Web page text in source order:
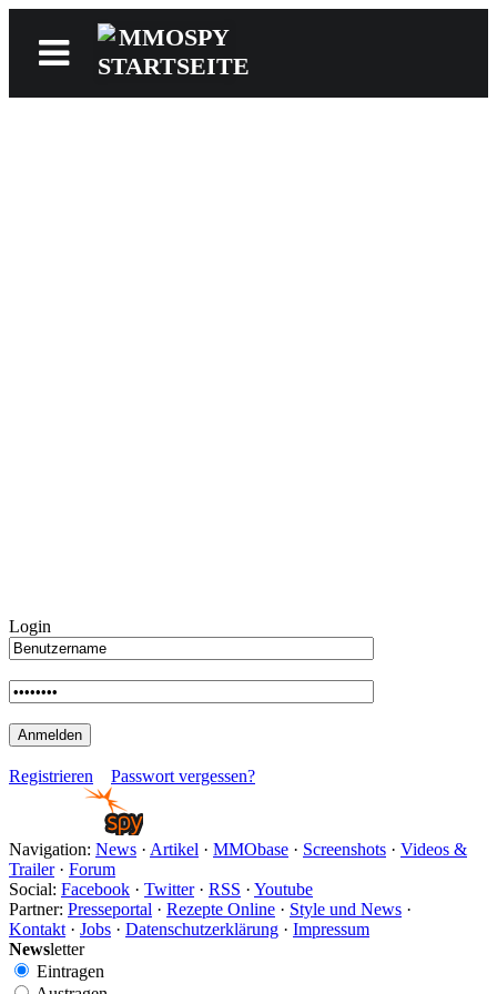
Anmelden
Login
Registrieren Passwort vergessen?
Navigation: News · Artikel · MMObase · Screenshots · Videos &
Trailer· Forum
Social: Facebook · Twitter· RSS · Youtube
Partner: Presseportal · Rezepte Online · Style und News ·
Kontakt · Jobs · Datenschutzerklärung · Impressum
Newsletter
Eintragen